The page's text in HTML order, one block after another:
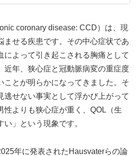
coronary disease: CCD）は、現
ませる疾患です。その中心症状であ
によって引き起こされる胸痛として
近年、狭心症と冠動脈病変の重症度
ことが明らかになってきました。そ
逃せない事実として浮かび上がって
性よりも狭心症が重く、QOL（生
」という現象です。
年に発表されたHausvaterらの論